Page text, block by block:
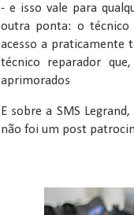
- e isso vale para
outra ponta: o técnico
acesso a praticamente
técnico reparador
aprimorados
E sobre a SMS
não foi um post